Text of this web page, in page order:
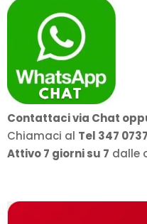
Contattaci via Chat
Chiamaci al Tel 347
Attivo 7 giorni su 7 dalle